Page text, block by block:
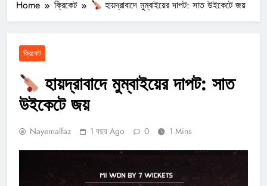
Home ক্রিকেট হায়দ্রাবাদে মুম্বাইয়ের দাপট: সাত উইকেটে জয়
ক্রিকেট
হায়দ্রাবাদে মুম্বাইয়ের দাপট: সাত
উইকেটে জয়
Nayemalfaz 1 বছর Ago 0 1 Mins